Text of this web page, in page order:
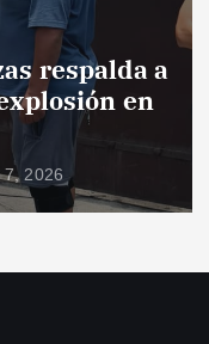
respalda a
en
2026